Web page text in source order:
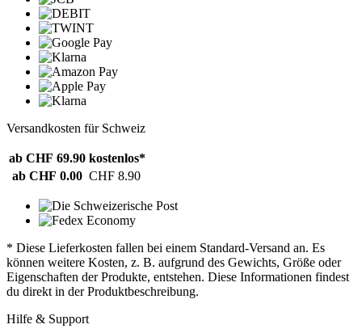
Versandkosten für Schweiz
ab CHF 69.90 kostenlos*
ab CHF 0.00 CHF 8.90
* Diese Lieferkosten fallen bei einem Standard-Versand an. Es
können weitere Kosten, z. B. aufgrund des Gewichts, Größe oder
Eigenschaften der Produkte, entstehen. Diese Informationen findest
du direkt in der Produktbeschreibung.
Hilfe & Support